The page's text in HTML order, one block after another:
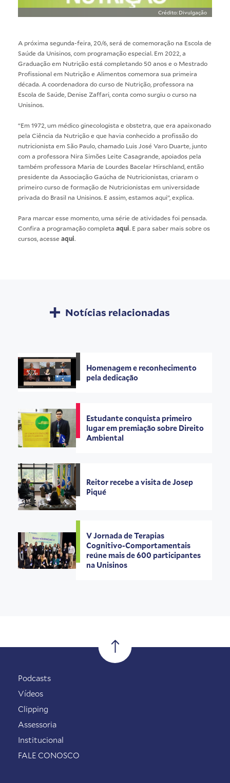
Crédito: Divulgação
A próxima segunda-feira, 20/6, será de comemoração na Escola de
Saúde da Unisinos, com programação especial. Em 2022, a
Graduação em Nutrição está completando 50 anos e o Mestrado
Profissional em Nutrição e Alimentos comemora sua primeira
década. A coordenadora do curso de Nutrição, professora na
Escola de Saúde, Denise Zaffari, conta como surgiu o curso na
Unisinos.
“Em 1972, um médico ginecologista e obstetra, que era apaixonado
pela Ciência da Nutrição e que havia conhecido a profissão do
nutricionista em São Paulo, chamado Luis José Varo Duarte, junto
com a professora Nira Simões Leite Casagrande, apoiados pela
também professora Maria de Lourdes Bacelar Hirschland, então
presidente da Associação Gaúcha de Nutricionistas, criaram o
primeiro curso de formação de Nutricionistas em universidade
privada do Brasil na Unisinos. E assim, estamos aqui”, explica.
Para marcar esse momento, uma série de atividades foi pensada.
Confira a programação completa aqui. E para saber mais sobre os
cursos, acesse aqui.
Notícias relacionadas
Homenagem e reconhecimento
pela dedicação
Estudante conquista primeiro
lugar em premiação sobre Direito
Ambiental
Reitor recebe a visita de Josep
Piqué
V Jornada de Terapias
Cognitivo-Comportamentais
reúne mais de 600 participantes
na Unisinos
Podcasts
Vídeos
Clipping
Assessoria
Institucional
FALE CONOSCO